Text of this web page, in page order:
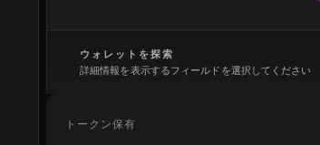
ウォレットを探索
詳細情報を表示するフィールドを選択してください
トークン保有